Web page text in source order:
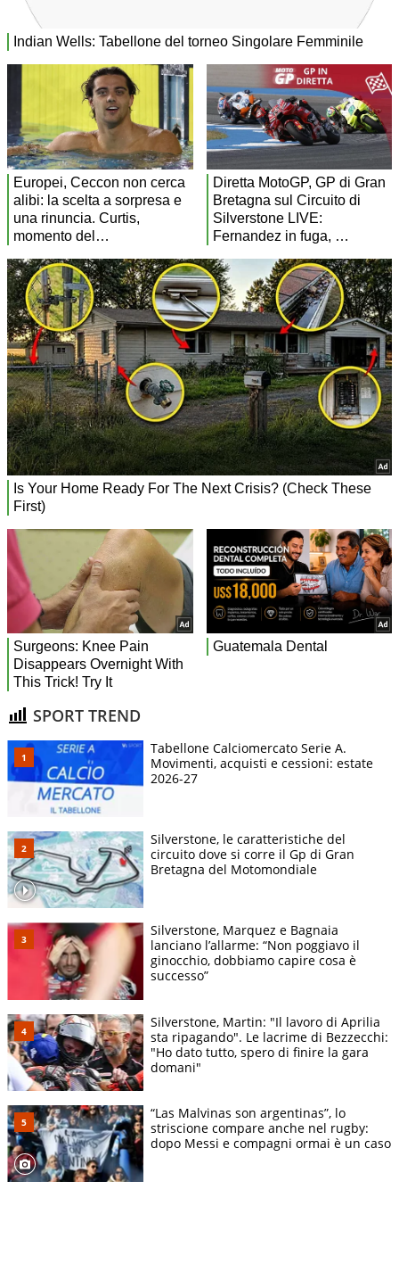
SPORT TREND
Tabellone Calciomercato Serie A.
Movimenti, acquisti e cessioni: estate
2026-27
Silverstone, le caratteristiche del
circuito dove si corre il Gp di Gran
Bretagna del Motomondiale
Silverstone, Marquez e Bagnaia
lanciano l’allarme: “Non poggiavo il
ginocchio, dobbiamo capire cosa è
successo”
Silverstone, Martin: "Il lavoro di Aprilia
sta ripagando". Le lacrime di Bezzecchi:
"Ho dato tutto, spero di finire la gara
domani"
“Las Malvinas son argentinas”, lo
striscione compare anche nel rugby:
dopo Messi e compagni ormai è un caso